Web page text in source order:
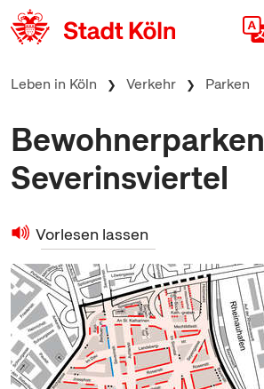
zum Inhalt springen
Leben in Köln Verkehr Parken
Bewohnerparken
Severinsviertel
Vorlesen lassen